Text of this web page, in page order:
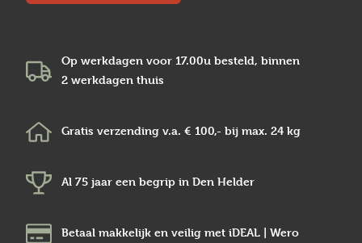
Op werkdagen voor 17.00u besteld, binnen
2 werkdagen thuis
Gratis verzending v.a. € 100,- bij max. 24 kg
Al 75 jaar een begrip in Den Helder
Betaal makkelijk en veilig met iDEAL | Wero